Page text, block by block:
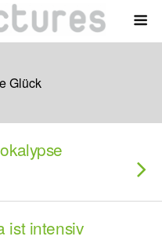
Glück
ist intensiv